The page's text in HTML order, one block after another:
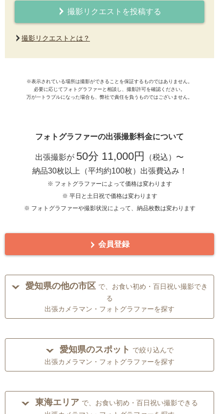
撮影リクエストを投稿する
撮影リクエストとは？
※表示されている場所は撮影ができることを保証するものではありません。
必要に応じてフォトグラファーと相談し、撮影許可を確認ください。
万が一トラブルになった場合も、弊社で責任を負うものではございません。
フォトグラファーの出張撮影料金について
出張撮影が 50分 11,000円
（税込）〜
納品30枚以上（平均約100枚）出張費込み！
※ フォトグラファーによって価格は変わります
※ 平日と土日祝で価格は変わります
※ フォトグラファーや撮影状況によって、納品枚数は変わります
会員登録
愛知県の他の市区 で、お食い初め・百日祝い撮影でき
る
出張カメラマン・フォトグラファーを探す
愛知県のスポット で絞り込んで
出張カメラマン・フォトグラファーを探す
東海エリア で、お食い初め・百日祝い撮影できる